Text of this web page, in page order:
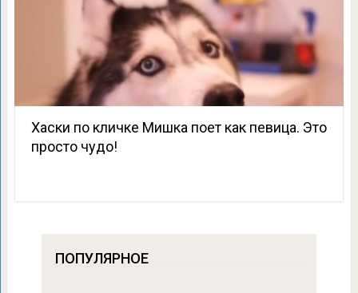
Хаски по кличке Мишка поет как певица. Это
просто чудо!
ПОПУЛЯРНОЕ